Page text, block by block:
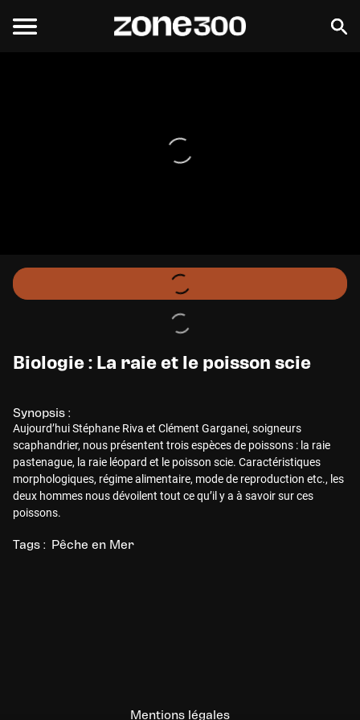
Biologie : La raie et le poisson scie
Synopsis :
Aujourd’hui Stéphane Riva et Clément Garganei, soigneurs
scaphandrier, nous présentent trois espèces de poissons : la raie
pastenague, la raie léopard et le poisson scie. Caractéristiques
morphologiques, régime alimentaire, mode de reproduction etc., les
deux hommes nous dévoilent tout ce qu’il y a à savoir sur ces
poissons.
Tags : Pêche en Mer
Mentions légales